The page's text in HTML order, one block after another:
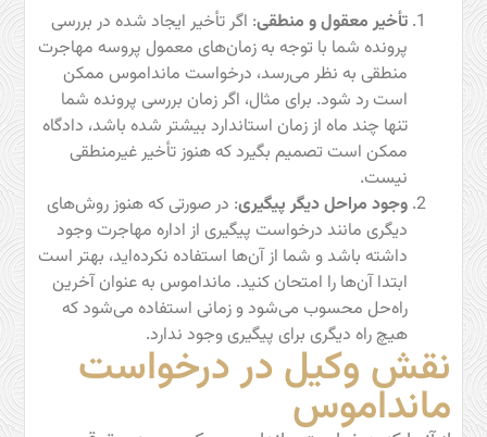
تأخیر معقول و منطقی: اگر تأخیر ایجاد شده در بررسی
پرونده شما با توجه به زمان‌های معمول پروسه مهاجرت
منطقی به نظر می‌رسد، درخواست مانداموس ممکن
است رد شود. برای مثال، اگر زمان بررسی پرونده شما
تنها چند ماه از زمان استاندارد بیشتر شده باشد، دادگاه
ممکن است تصمیم بگیرد که هنوز تأخیر غیرمنطقی
نیست.
وجود مراحل دیگر پیگیری: در صورتی که هنوز روش‌های
دیگری مانند درخواست پیگیری از اداره مهاجرت وجود
داشته باشد و شما از آن‌ها استفاده نکرده‌اید، بهتر است
ابتدا آن‌ها را امتحان کنید. مانداموس به عنوان آخرین
راه‌حل محسوب می‌شود و زمانی استفاده می‌شود که
هیچ راه دیگری برای پیگیری وجود ندارد.
نقش وکیل در درخواست
مانداموس